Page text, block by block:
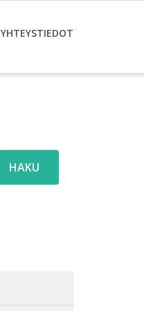
YHTEYSTIEDOT
HAKU